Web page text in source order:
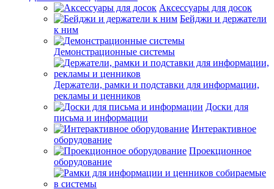
Аксессуары для досок
Бейджи и держатели
к ним
Демонстрационные системы
Держатели, рамки и подставки для информации,
рекламы и ценников
Доски для
письма и информации
Интерактивное
оборудование
Проекционное
оборудование